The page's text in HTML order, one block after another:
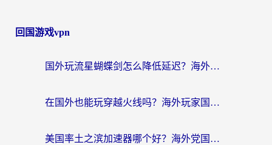
回国游戏vpn
国外玩流星蝴蝶剑怎么降低延迟？海外党必看的加速秘籍（含欧洲鸣潮&彩虹岛优化攻略）
在国外也能玩穿越火线吗？海外玩家国服游戏畅玩终极指南
美国率土之滨加速器哪个好？海外党国服游戏畅玩终极指南（附多游戏解决方案）